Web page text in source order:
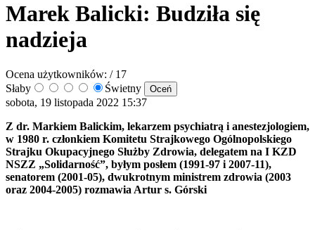
Marek Balicki: Budziła się
nadzieja
Ocena użytkowników: / 17
Słaby
Świetny
sobota, 19 listopada 2022 15:37
Z dr. Markiem Balickim, lekarzem psychiatrą i anestezjologiem,
w 1980 r. członkiem Komitetu Strajkowego Ogólnopolskiego
Strajku Okupacyjnego Służby Zdrowia, delegatem na I KZD
NSZZ „Solidarność”, byłym posłem (1991-97 i 2007-11),
senatorem (2001-05), dwukrotnym ministrem zdrowia (2003
oraz 2004-2005) rozmawia Artur s. Górski